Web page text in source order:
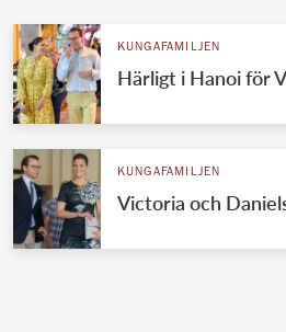
KUNGAFAMILJEN
Härligt i Hanoi för
KUNGAFAMILJEN
Victoria och